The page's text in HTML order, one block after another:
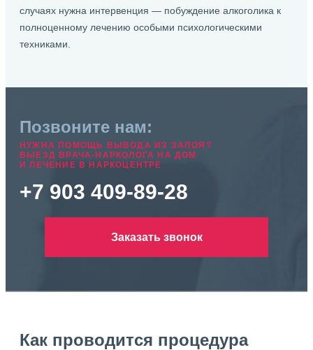
случаях нужна интервенция — побуждение алкоголика к
полноценному лечению особыми психологическими
техниками.
Позвоните нам:
НУЖНА ПОМОЩЬ ВЫВОДА ИЗ ЗАПОЯ?
ВЫЕЗД ВРАЧА-НАРКОЛОГА НА ДОМ
И ЛЕЧЕНИЕ В НАРКОЦЕНТРЕ
+7 903 409-89-28
Заказать звонок
Как проводится процедура